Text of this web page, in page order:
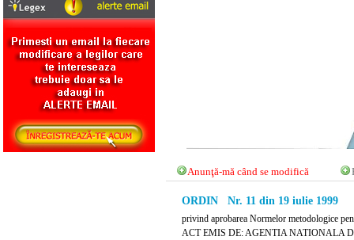
Anunţă-mă când se modifică
ORDIN Nr. 11 din 19 iulie 1999
privind aprobarea Normelor metodologice
ACT EMIS DE: AGENTIA NATIONALA